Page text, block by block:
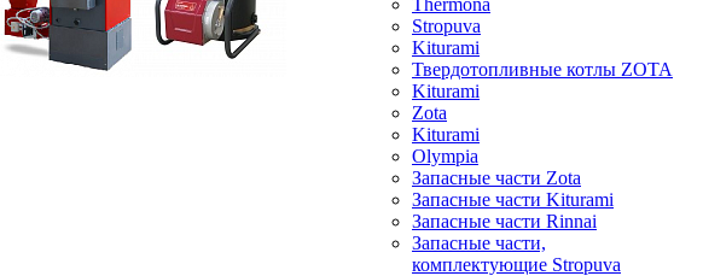
Thermona
Stropuva
Kiturami
Твердотопливные котлы ZOTA
Kiturami
Zota
Kiturami
Olympia
Запасные части Zota
Запасные части Kiturami
Запасные части Rinnai
Запасные части,
комплектующие Stropuva